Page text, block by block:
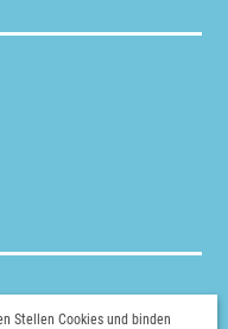
Stellen Cookies und binden